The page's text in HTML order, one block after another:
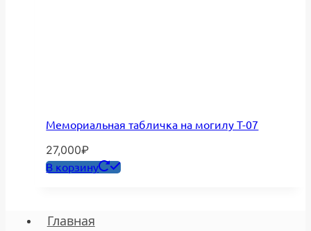
Мемориальная табличка на могилу Т-07
27,000₽
В корзину
Главная